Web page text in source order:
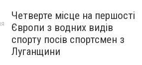
Четверте місце на першості
Європи з водних видів
спорту посів спортсмен з
Луганщини